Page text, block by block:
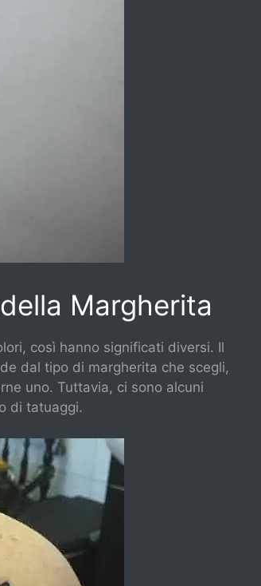
Margherita
così hanno significati diversi. Il
dal tipo di margherita che scegli,
uno. Tuttavia, ci sono alcuni
di tatuaggi.